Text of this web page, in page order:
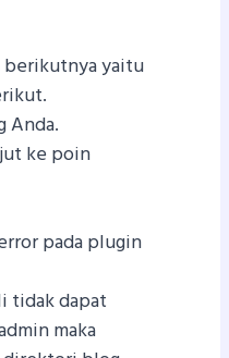
berikutnya yaitu
Anda.
ke poin
pada plugin
tidak dapat
maka